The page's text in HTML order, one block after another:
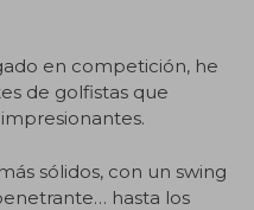
en competición, he
de golfistas que
sólidos, con un swing
hasta los